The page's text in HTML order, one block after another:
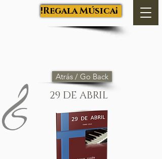
Salva Luján ¡Regala Música!
Atrás / Go Back
29 DE ABRIL